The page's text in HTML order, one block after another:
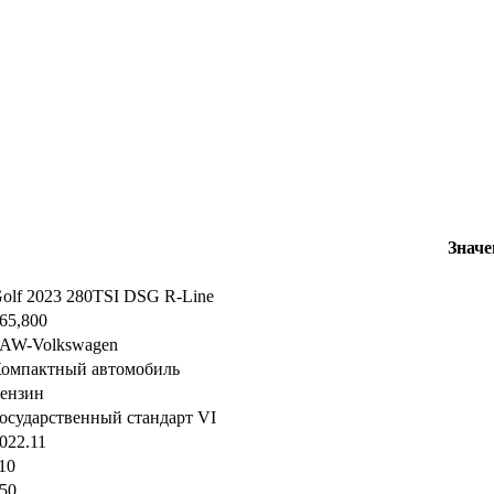
2023 280TSI DSG R-Line
Volkswagen
автомобиль
стандарт VI